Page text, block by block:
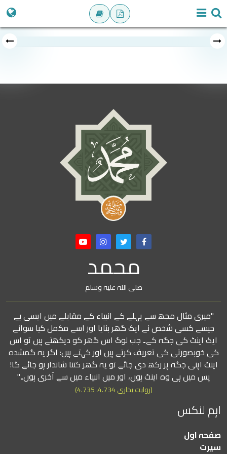
محمد
صلی اللہ علیہ وسلم
"میری مثال مجھ سے پہلے کے انبیاء کے مقابلے میں ایسی ہے
جیسے کسی شخص نے ایک گھر بنایا اور اسے مکمل کیا سوائے
ایک اینٹ کی جگہ کے۔ جب لوگ اس گھر کو دیکھتے ہیں تو اس
کی خوبصورتی کی تعریف کرتے ہیں اور کہتے ہیں: اگر یہ گمشدہ
اینٹ اپنی جگہ پر رکھ دی جائے تو یہ گھر کتنا شاندار ہو جائے گا!
پس میں ہی وہ اینٹ ہوں، اور میں انبیاء میں سے آخری ہوں۔"
(روایت بخاری 4.734، 4.735)
اہم لنکس
صفحہ اول
سیرت